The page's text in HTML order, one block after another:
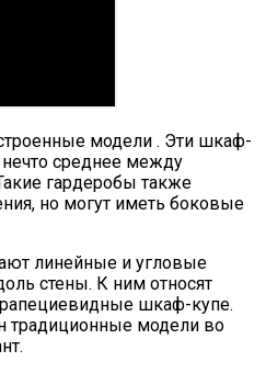
модели . Эти шкаф-
среднее между
гардеробы также
но могут иметь боковые
линейные и угловые
стены. К ним относят
шкаф-купе.
традиционные модели во